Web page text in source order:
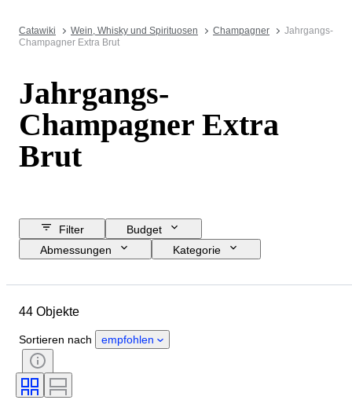
Catawiki Wein, Whisky und Spirituosen Champagner
Jahrgangs-
Champagner Extra Brut
Jahrgangs-
Champagner Extra
Brut
Filter
Budget
Abmessungen
Kategorie
Herkunftsland
Flaschengröße
Anbaugebiet
Rebsorten
Weinklassifizierung
Wein-Appellation / Klassifizierung
44 Objekte
Sortieren nach empfohlen